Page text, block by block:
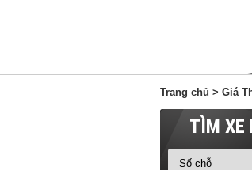
Trang chủ > Giá
TÌM XE